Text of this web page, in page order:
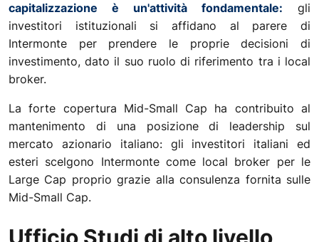
capitalizzazione è un'attività fondamentale: gli
investitori istituzionali si affidano al parere di
Intermonte per prendere le proprie decisioni di
investimento, dato il suo ruolo di riferimento tra i local
broker.
La forte copertura Mid-Small Cap ha contribuito al
mantenimento di una posizione di leadership sul
mercato azionario italiano: gli investitori italiani ed
esteri scelgono Intermonte come local broker per le
Large Cap proprio grazie alla consulenza fornita sulle
Mid-Small Cap.